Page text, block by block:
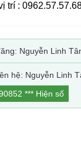
trí :
Nguyễn Linh
hệ: Nguyễn Linh
*** Hiện số